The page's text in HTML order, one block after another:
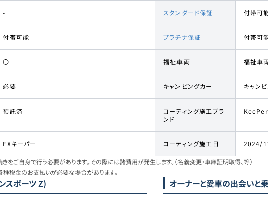
- スタンダード保証 付帯可
付帯可能 プラチナ保証 付帯可
〇 福祉車両 福祉車
必要 キャンピングカー キャン
預託済
コーティング施工ブラ
ンド
KeePer
EXキーパー コーティング施工日 2024/
ご自身で行う必要があります。その際には諸費用が発生します。（名義変更・車庫証明取得、等）
税金のお支払いが必要な場合があります。
スポーツ Z) オーナーと愛車の出会いと